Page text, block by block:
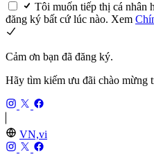
Tôi muốn tiếp thị cá nhân
đăng ký bất cứ lúc nào. Xem
Cảm ơn bạn đã đăng ký.
Hãy tìm kiếm ưu đãi chào mừng
VN,vi